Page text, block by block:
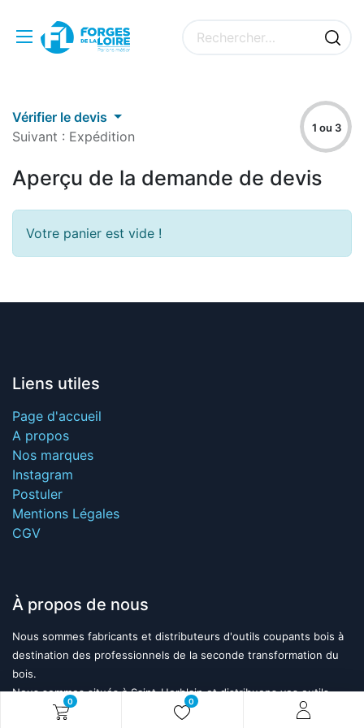
0 0
Vérifier le devis
Suivant : Expédition
1 ou 3
Aperçu de la demande de devis
Votre panier est vide !
Liens utiles
Page d'accueil
A propos
Nos marques
Instagram
Postuler
Mentions Légales
CGV
À propos de nous
Nous sommes fabricants et distributeurs d'outils coupants bois à
destination des professionnels de la seconde transformation du
bois.
Nous sommes situés à Saint-Herblain et distribuons vos outils
grâce à notre réseau de trente technico-commerciaux partout en